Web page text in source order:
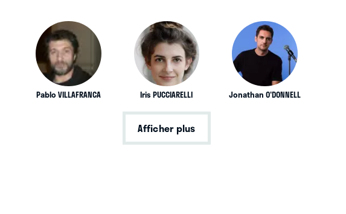
Pablo VILLAFRANCA Iris PUCCIARELLI Jonathan O'DONNELL
Afficher plus